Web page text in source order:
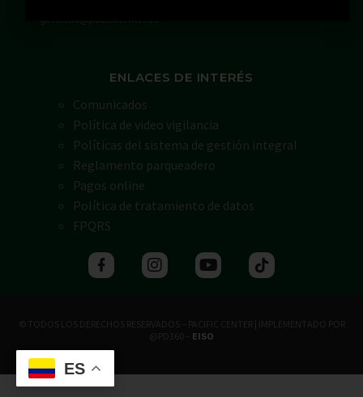
gerencia@pacificcenter.co
ENLACES DE INTERÉS
Comunicados
Política de video vigilancia
Políticas del sistema de gestión integral
Reglamento parqueadero
Pagos online
Política de tratamiento de datos
FPQRS
© TODOS LOS DERECHOS RESERVADOS – PACIFIC CENTER | IMPLEMENTADO POR
@PD360 – EISO
ES